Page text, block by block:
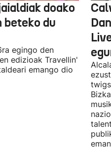
doako
du
egingo den
edizioak Travellin'
emango dio